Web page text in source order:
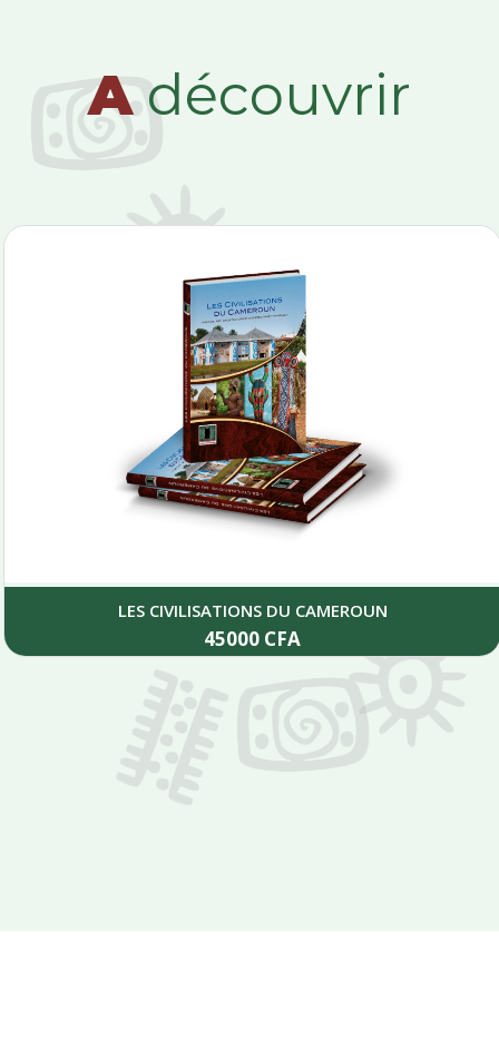
Adécouvrir
LES CIVILISATIONS DU CAMEROUN
45000 CFA